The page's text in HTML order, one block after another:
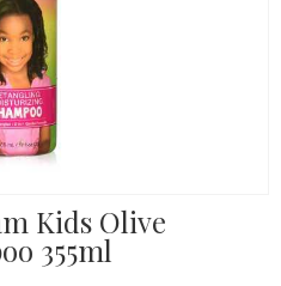
Kids Olive
355ml